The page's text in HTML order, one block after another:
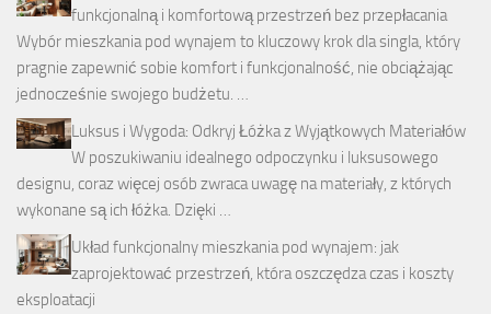
funkcjonalną i komfortową przestrzeń bez przepłacania
Wybór mieszkania pod wynajem to kluczowy krok dla singla, który
pragnie zapewnić sobie komfort i funkcjonalność, nie obciążając
jednocześnie swojego budżetu. …
Luksus i Wygoda: Odkryj Łóżka z Wyjątkowych Materiałów
W poszukiwaniu idealnego odpoczynku i luksusowego
designu, coraz więcej osób zwraca uwagę na materiały, z których
wykonane są ich łóżka. Dzięki …
Układ funkcjonalny mieszkania pod wynajem: jak
zaprojektować przestrzeń, która oszczędza czas i koszty
eksploatacji